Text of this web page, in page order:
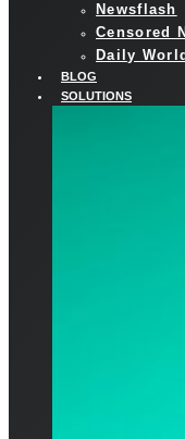
Newsflash
Censored
Daily
BLOG
SOLUTIONS